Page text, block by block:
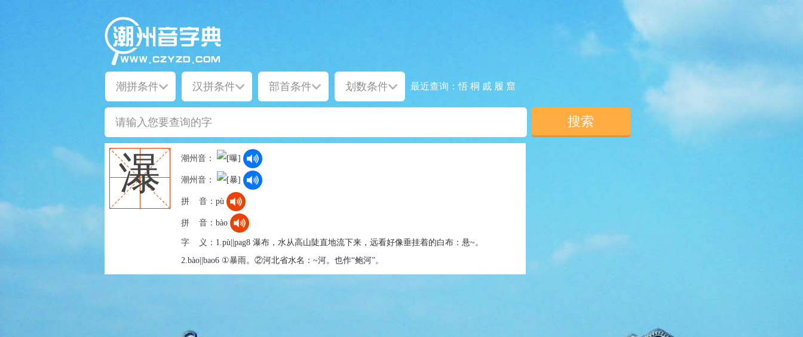
最近查询：悟 桐 戚 履 窟
瀑 潮州音：
潮州音：
拼 音： pù
拼 音： bào
字 义： 1.pù||pag8 瀑布，水从高山陡直地流下来，远看好像垂挂着的白布：悬~。
2.bào||bao6 ①暴雨。②河北省水名：~河。也作“鲍河”。